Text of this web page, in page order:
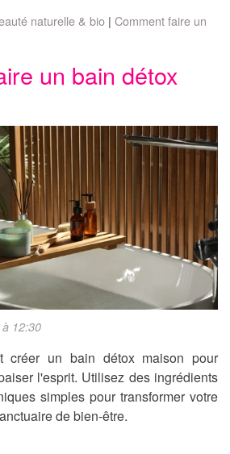
naturelle & bio Comment faire un
un bain détox
12:30
créer un bain détox maison pour
l'esprit. Utilisez des ingrédients
simples pour transformer votre
de bien-être.